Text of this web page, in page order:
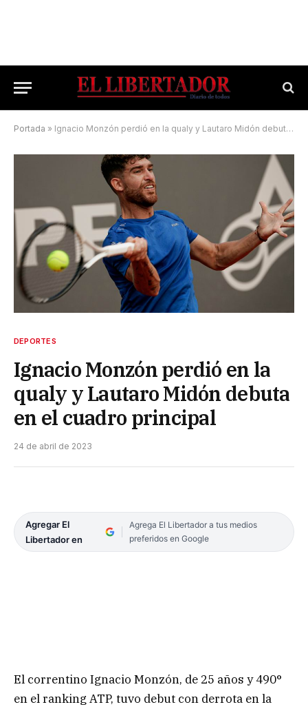
Portada » Ignacio Monzón perdió en la qualy y Lautaro Midón debuta en el cuadro principal
DEPORTES
Ignacio Monzón perdió en la
qualy y Lautaro Midón debuta
en el cuadro principal
24 de abril de 2023
Agregar El
Libertador en
Agrega El Libertador a tus medios
preferidos en Google
El correntino Ignacio Monzón, de 25 años y 490°
en el ranking ATP, tuvo debut con derrota en la